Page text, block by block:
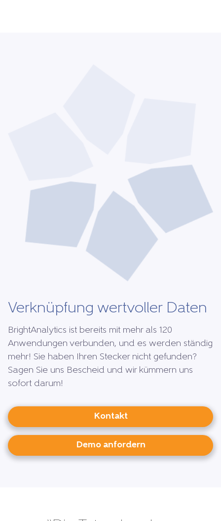
Verknüpfung wertvoller Daten
BrightAnalytics ist bereits mit mehr als 120
Anwendungen verbunden, und es werden ständig
mehr! Sie haben Ihren Stecker nicht gefunden?
Sagen Sie uns Bescheid und wir kümmern uns
sofort darum!
Kontakt
Demo anfordern